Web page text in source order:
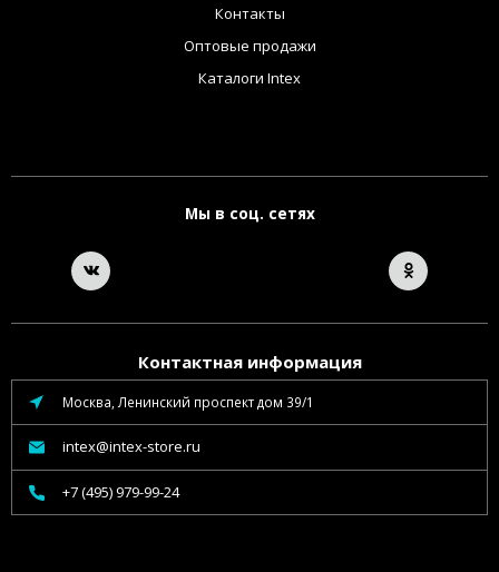
Контакты
Оптовые продажи
Каталоги Intex
Мы в соц. сетях
Контактная информация
Москва, Ленинский проспект дом 39/1
intex@intex-store.ru
+7 (495) 979-99-24